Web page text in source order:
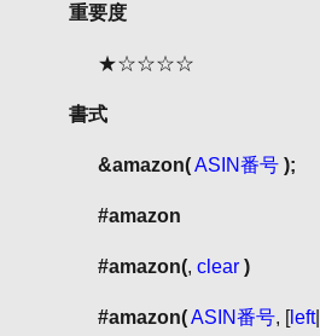
重要度
★☆☆☆☆
書式
&amazon(ASIN番号 );
#amazon
#amazon(, clear )
#amazon(ASIN番号, [left|